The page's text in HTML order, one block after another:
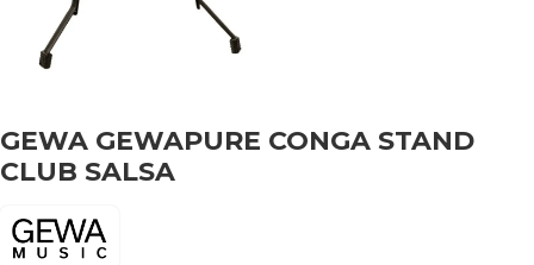
GEWA GEWAPURE CONGA STAND
CLUB SALSA